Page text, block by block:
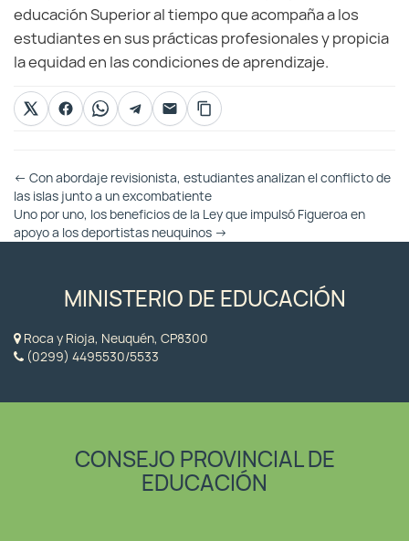
educación Superior al tiempo que acompaña a los
estudiantes en sus prácticas profesionales y propicia
la equidad en las condiciones de aprendizaje.
Otras
Entradas
← Con abordaje revisionista, estudiantes analizan el conflicto de
las islas junto a un excombatiente
Uno por uno, los beneficios de la Ley que impulsó Figueroa en
apoyo a los deportistas neuquinos →
MINISTERIO DE EDUCACIÓN
Roca y Rioja, Neuquén, CP8300
(0299) 4495530/5533
CONSEJO PROVINCIAL DE
EDUCACIÓN